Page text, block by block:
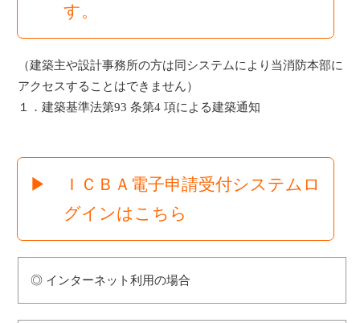
す。
（建築主や設計事務所の方は同システムにより当消防本部に
アクセスすることはできません）
１．建築基準法第93 条第4 項による建築通知
▶ ＩＣＢＡ電子申請受付システムロ
グインはこちら
◎ インターネット利用の場合